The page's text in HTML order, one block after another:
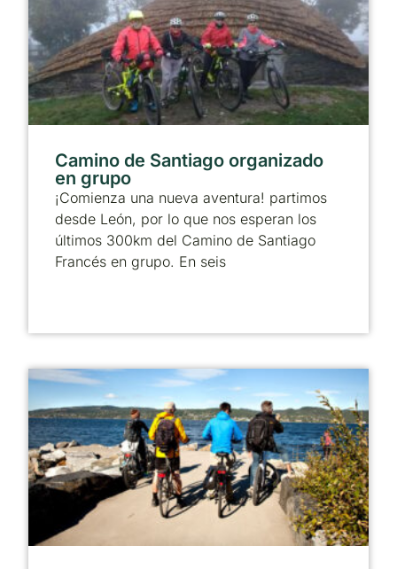
Camino de Santiago organizado
en grupo
¡Comienza una nueva aventura! partimos
desde León, por lo que nos esperan los
últimos 300km del Camino de Santiago
Francés en grupo. En seis